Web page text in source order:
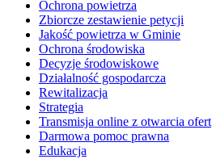
Ochrona powietrza
Zbiorcze zestawienie petycji
Jakość powietrza w Gminie
Ochrona środowiska
Decyzje środowiskowe
Działalność gospodarcza
Rewitalizacja
Strategia
Transmisja online z otwarcia ofert
Darmowa pomoc prawna
Edukacja